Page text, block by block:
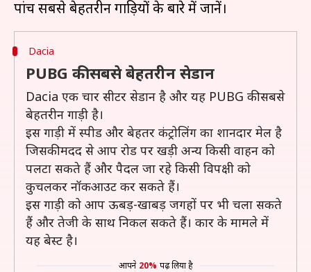
Dacia
PUBG की सबसे बेहतरीन सेडान
Dacia एक चार सीटर सेडान है और यह PUBG की सबसे
बेहतरीन गाड़ी है।
इस गाड़ी में स्पीड और बेहतर कंट्रोलिंग का शानदार मेल है
जिसकी मदद से आप रोड पर खड़ी अन्य किसी वाहन को
पलटा सकते हैं और पैदल जा रहे किसी विपक्षी को
कुचलकर नॉकआउट कर सकते हैं।
इस गाड़ी को आप ऊबड़-खाबड़ जगहों पर भी चला सकते
हैं और तेजी के साथ निकल सकते हैं। कार के मामले में
यह बेस्ट है।
आपने 20% पढ़ लिया है